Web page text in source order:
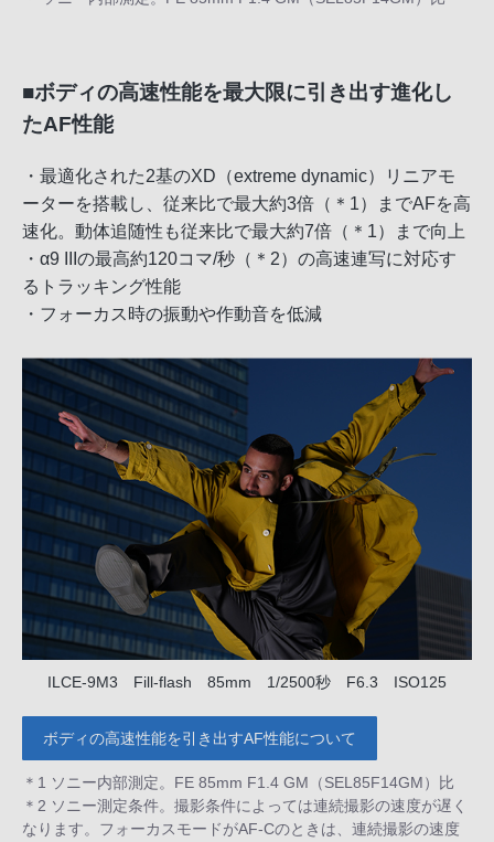
■ボディの高速性能を最大限に引き出す進化し
たAF性能
・最適化された2基のXD（extreme dynamic）リニアモ
ーターを搭載し、従来比で最大約3倍（＊1）までAFを高
速化。動体追随性も従来比で最大約7倍（＊1）まで向上
・α9 IIIの最高約120コマ/秒（＊2）の高速連写に対応す
るトラッキング性能
・フォーカス時の振動や作動音を低減
ILCE-9M3 Fill-flash 85mm 1/2500秒 F6.3 ISO125
ボディの高速性能を引き出すAF性能について
＊1 ソニー内部測定。FE 85mm F1.4 GM（SEL85F14GM）比
＊2 ソニー測定条件。撮影条件によっては連続撮影の速度が遅く
なります。フォーカスモードがAF-Cのときは、連続撮影の速度